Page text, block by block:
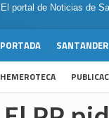
El portal de Noticias de
PORTADA SANTANDER
HEMEROTECA